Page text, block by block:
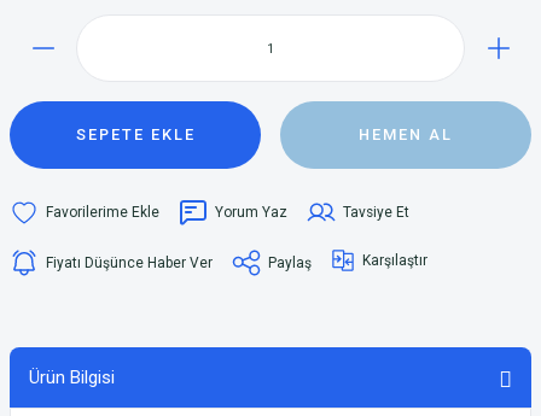
SEPETE EKLE HEMEN AL
Yorum Yaz Tavsiye Et
Fiyatı Düşünce Haber Ver Paylaş Karşılaştır
Ürün Bilgisi